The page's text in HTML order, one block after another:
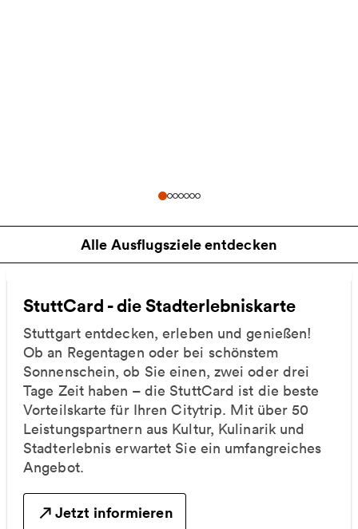
Alle Ausflugsziele entdecken
StuttCard - die Stadterlebniskarte
Stuttgart entdecken, erleben und genießen!
Ob an Regentagen oder bei schönstem
Sonnenschein, ob Sie einen, zwei oder drei
Tage Zeit haben – die StuttCard ist die beste
Vorteilskarte für Ihren Citytrip. Mit über 50
Leistungspartnern aus Kultur, Kulinarik und
Stadterlebnis erwartet Sie ein umfangreiches
Angebot.
Jetzt informieren